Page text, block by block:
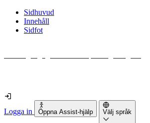
Sidhuvud
Innehåll
Sidfot
Logga in Öppna Assist-hjälp Välj språk